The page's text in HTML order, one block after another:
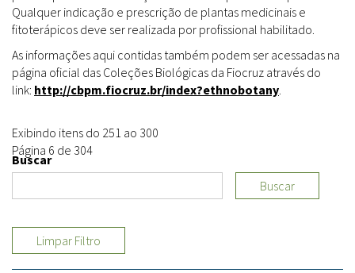
Qualquer indicação e prescrição de plantas medicinais e
fitoterápicos deve ser realizada por profissional habilitado.
As informações aqui contidas também podem ser acessadas na
página oficial das Coleções Biológicas da Fiocruz através do
link: http://cbpm.fiocruz.br/index?ethnobotany.
Exibindo itens do 251 ao 300
Página 6 de 304
Buscar
Buscar
Limpar Filtro